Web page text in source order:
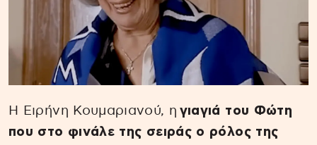
Η Ειρήνη Κουμαριανού, η γιαγιά του Φώτη
που στο φινάλε της σειράς ο ρόλος της